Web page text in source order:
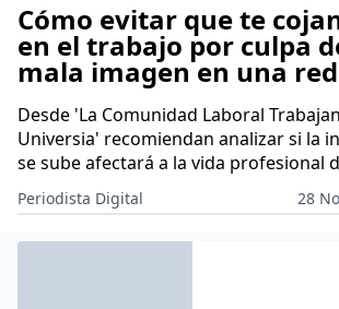
Cómo evitar que te
en el trabajo por culpa
mala imagen en una
Desde 'La Comunidad Laboral
Universia' recomiendan analizar si la
se sube afectará a la vida profesional
Periodista Digital
28
Archivado en: FACEBOOK